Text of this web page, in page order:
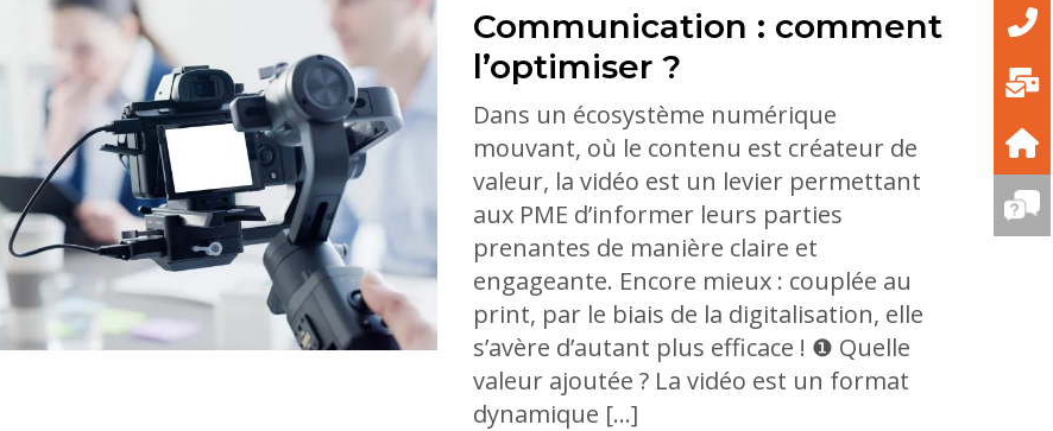
Communication : comment
l’optimiser ?
Dans un écosystème numérique
mouvant, où le contenu est créateur de
valeur, la vidéo est un levier permettant
aux PME d’informer leurs parties
prenantes de manière claire et
engageante. Encore mieux : couplée au
print, par le biais de la digitalisation, elle
s’avère d’autant plus efficace ! ❶ Quelle
valeur ajoutée ? La vidéo est un format
dynamique […]